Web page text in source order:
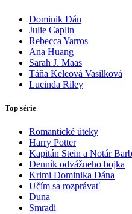
Dominik Dán
Julie Caplin
Rebecca Yarros
Ana Huang
Sarah J. Maas
Táňa Keleová Vasilková
Lucinda Riley
Top série
Romantické úteky
Harry Potter
Kapitán Stein a Notár
Denník odvážneho bojka
Krimi Dominika Dána
Učím sa rozprávať
Duna
Smradi